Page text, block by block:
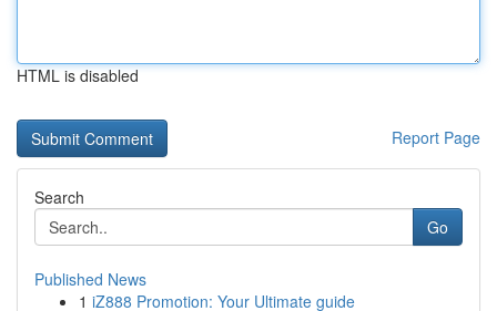
HTML is disabled
Report Page
Search
Go
Published News
1 iZ888 Promotion: Your Ultimate guide